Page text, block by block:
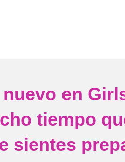
en
tiempo
sientes